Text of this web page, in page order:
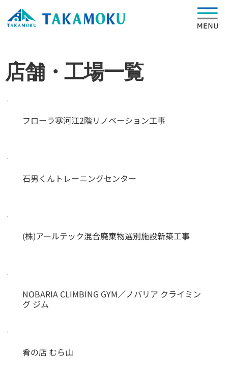
店舗・工場一覧
フローラ寒河江2階リノベーション工事
石男くんトレーニングセンター
(株)アールテック混合廃棄物選別施設新築工事
NOBARIA CLIMBING GYM／ノバリア クライミン
グ ジム
肴の店 むら山